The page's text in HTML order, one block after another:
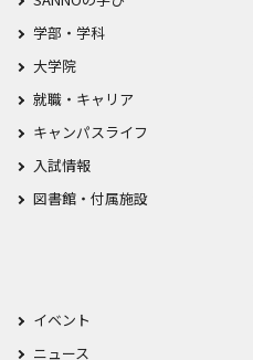
学部・学科
大学院
就職・キャリア
キャンパスライフ
入試情報
図書館・付属施設
イベント
ニュース